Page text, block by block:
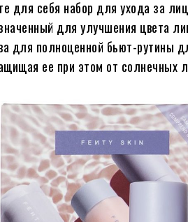
для себя набор для ухода за
для улучшения цвета
для полноценной бьют-рутины
ее при этом от солнечных